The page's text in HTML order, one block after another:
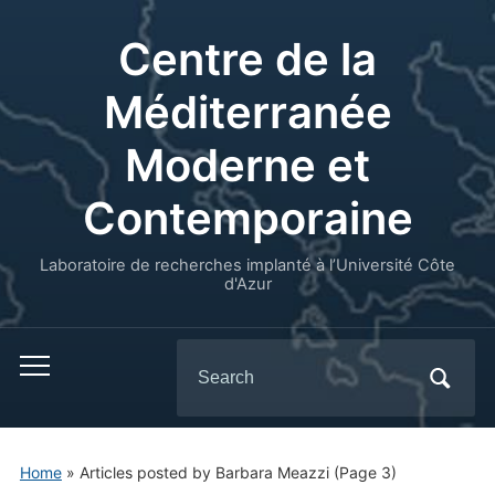
Centre de la
Méditerranée
Moderne et
Contemporaine
Laboratoire de recherches implanté à l’Université Côte
d'Azur
for:
Home» Articles posted by Barbara Meazzi(Page 3)